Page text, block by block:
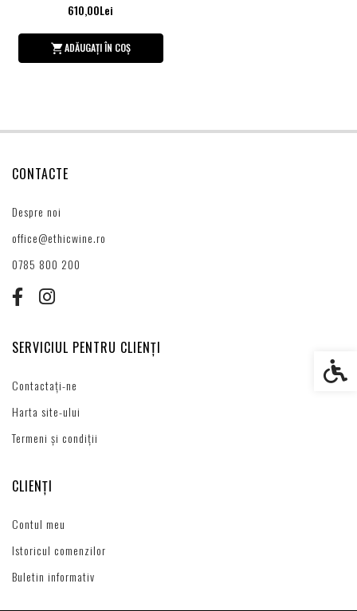
610,00Lei
ADĂUGAȚI ÎN COȘ
CONTACTE
Despre noi
office@ethicwine.ro
0785 800 200
SERVICIUL PENTRU CLIENȚI
Contactați-ne
Harta site-ului
Termeni și condiții
CLIENȚI
Contul meu
Istoricul comenzilor
Buletin informativ
Setări